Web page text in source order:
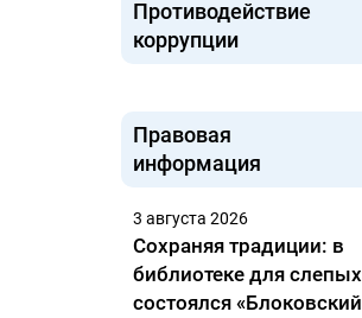
Противодействие
коррупции
Правовая
информация
3 августа 2026
Сохраняя традиции: в
библиотеке для слепых
состоялся «Блоковский